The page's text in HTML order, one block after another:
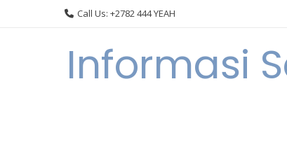
Call Us: +2782 444 YEAH
Informasi